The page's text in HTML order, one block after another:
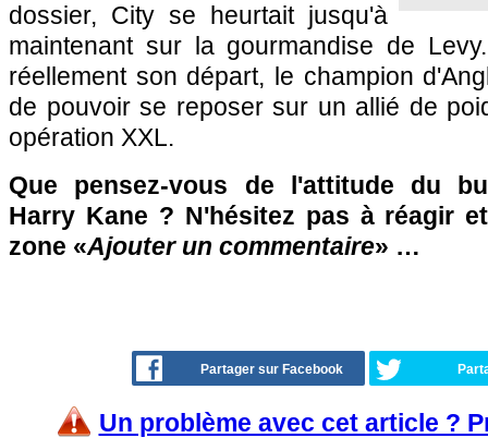
dossier, City se heurtait jusqu'à
maintenant sur la gourmandise de
réellement son départ, le champion
de pouvoir se reposer sur un allié de
opération XXL.
Que pensez-vous de l'attitude du
Harry Kane ? N'hésitez pas à réagir
zone «Ajouter un commentaire» …
Partager sur Facebook
Un problème avec cet article ?